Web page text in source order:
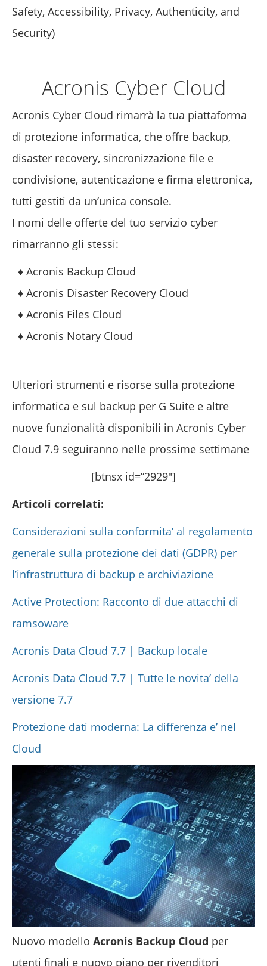
Safety, Accessibility, Privacy, Authenticity, and
Security)
Acronis Cyber Cloud
Acronis Cyber Cloud rimarrà la tua piattaforma
di protezione informatica, che offre backup,
disaster recovery, sincronizzazione file e
condivisione, autenticazione e firma elettronica,
tutti gestiti da un’unica console.
I nomi delle offerte del tuo servizio cyber
rimarranno gli stessi:
♦ Acronis Backup Cloud
♦ Acronis Disaster Recovery Cloud
♦ Acronis Files Cloud
♦ Acronis Notary Cloud
Ulteriori strumenti e risorse sulla protezione
informatica e sul backup per G Suite e altre
nuove funzionalità disponibili in Acronis Cyber
Cloud 7.9 seguiranno nelle prossime settimane
[btnsx id=”2929″]
Articoli correlati:
Considerazioni sulla conformita’ al regolamento
generale sulla protezione dei dati (GDPR) per
l’infrastruttura di backup e archiviazione
Active Protection: Racconto di due attacchi di
ramsoware
Acronis Data Cloud 7.7 | Backup locale
Acronis Data Cloud 7.7 | Tutte le novita’ della
versione 7.7
Protezione dati moderna: La differenza e’ nel
Cloud
Nuovo modello Acronis Backup Cloud per
utenti finali e nuovo piano per rivenditori